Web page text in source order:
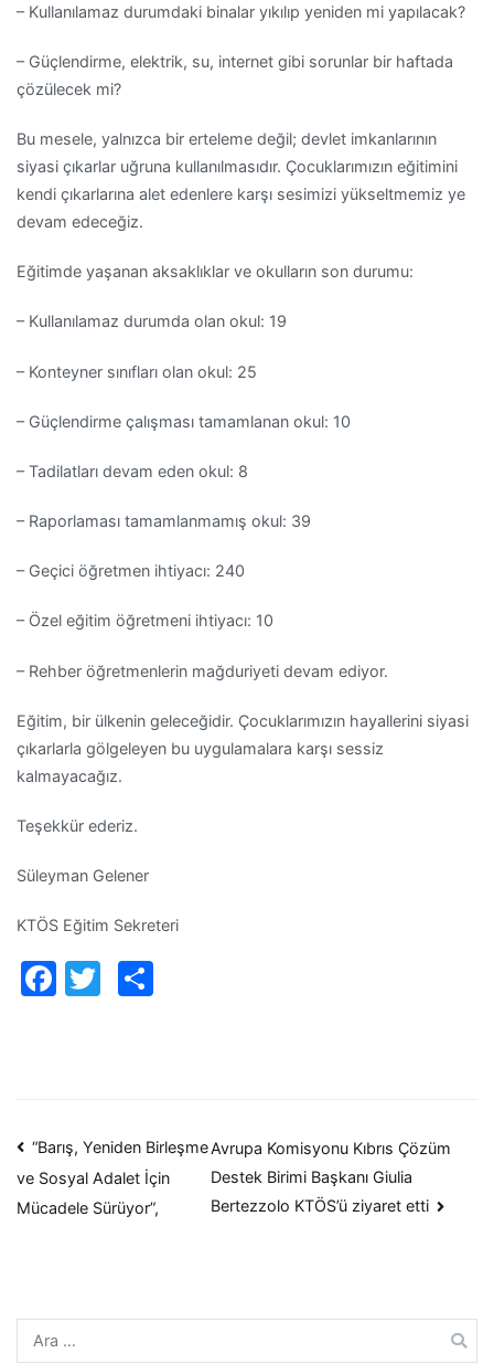
– Kullanılamaz durumdaki binalar yıkılıp yeniden mi yapılacak?
– Güçlendirme, elektrik, su, internet gibi sorunlar bir haftada
çözülecek mi?
Bu mesele, yalnızca bir erteleme değil; devlet imkanlarının
siyasi çıkarlar uğruna kullanılmasıdır. Çocuklarımızın eğitimini
kendi çıkarlarına alet edenlere karşı sesimizi yükseltmemiz ye
devam edeceğiz.
Eğitimde yaşanan aksaklıklar ve okulların son durumu:
– Kullanılamaz durumda olan okul: 19
– Konteyner sınıfları olan okul: 25
– Güçlendirme çalışması tamamlanan okul: 10
– Tadilatları devam eden okul: 8
– Raporlaması tamamlanmamış okul: 39
– Geçici öğretmen ihtiyacı: 240
– Özel eğitim öğretmeni ihtiyacı: 10
– Rehber öğretmenlerin mağduriyeti devam ediyor.
Eğitim, bir ülkenin geleceğidir. Çocuklarımızın hayallerini siyasi
çıkarlarla gölgeleyen bu uygulamalara karşı sessiz
kalmayacağız.
Teşekkür ederiz.
Süleyman Gelener
KTÖS Eğitim Sekreteri
Facebook
Twitter
Yazı
dolaşımı
“Barış, Yeniden Birleşme
ve Sosyal Adalet İçin
Mücadele Sürüyor”,
Avrupa Komisyonu Kıbrıs Çözüm
Destek Birimi Başkanı Giulia
Bertezzolo KTÖS’ü ziyaret etti
Arama: